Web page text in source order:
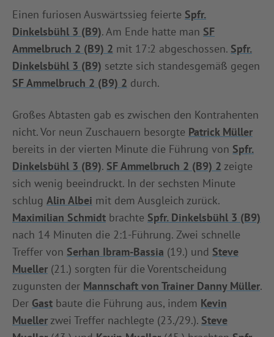
INFOTHEK SPIELPLUS
Einen furiosen Auswärtssieg feierte Spfr.
Dinkelsbühl 3 (B9). Am Ende hatte man SF
Ammelbruch 2 (B9) 2 mit 17:2 abgeschossen. Spfr.
Dinkelsbühl 3 (B9) setzte sich standesgemäß gegen
SF Ammelbruch 2 (B9) 2 durch.
Großes Abtasten gab es zwischen den Kontrahenten
nicht. Vor neun Zuschauern besorgte Patrick Müller
bereits in der vierten Minute die Führung von Spfr.
Dinkelsbühl 3 (B9). SF Ammelbruch 2 (B9) 2 zeigte
sich wenig beeindruckt. In der sechsten Minute
schlug Alin Albei mit dem Ausgleich zurück.
Maximilian Schmidt brachte Spfr. Dinkelsbühl 3 (B9)
nach 14 Minuten die 2:1-Führung. Zwei schnelle
Treffer von Serhan Ibram-Bassia (19.) und Steve
Mueller (21.) sorgten für die Vorentscheidung
zugunsten der Mannschaft von Trainer Danny Müller.
Der Gast baute die Führung aus, indem Kevin
Mueller zwei Treffer nachlegte (23./29.). Steve